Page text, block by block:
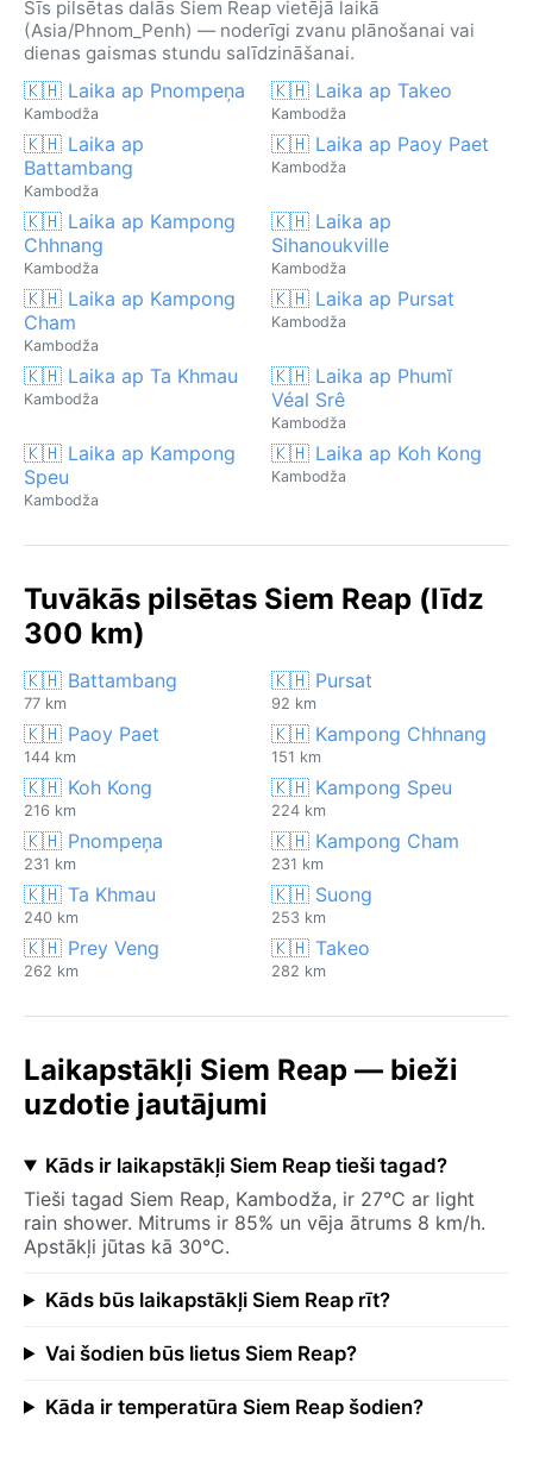
Šīs pilsētas dalās Siem Reap vietējā laikā
(Asia/Phnom_Penh) — noderīgi zvanu plānošanai vai
dienas gaismas stundu salīdzināšanai.
🇰🇭 Laika ap Pnompeņa
Kambodža
🇰🇭 Laika ap Takeo
Kambodža
🇰🇭 Laika ap
Battambang
Kambodža
🇰🇭 Laika ap Paoy Paet
Kambodža
🇰🇭 Laika ap Kampong
Chhnang
Kambodža
🇰🇭 Laika ap
Sihanoukville
Kambodža
🇰🇭 Laika ap Kampong
Cham
Kambodža
🇰🇭 Laika ap Pursat
Kambodža
🇰🇭 Laika ap Ta Khmau
Kambodža
🇰🇭 Laika ap Phumĭ
Véal Srê
Kambodža
🇰🇭 Laika ap Kampong
Speu
Kambodža
🇰🇭 Laika ap Koh Kong
Kambodža
Tuvākās pilsētas Siem Reap (līdz
300 km)
🇰🇭 Battambang
77 km
🇰🇭 Pursat
92 km
🇰🇭 Paoy Paet
144 km
🇰🇭 Kampong Chhnang
151 km
🇰🇭 Koh Kong
216 km
🇰🇭 Kampong Speu
224 km
🇰🇭 Pnompeņa
231 km
🇰🇭 Kampong Cham
231 km
🇰🇭 Ta Khmau
240 km
🇰🇭 Suong
253 km
🇰🇭 Prey Veng
262 km
🇰🇭 Takeo
282 km
Laikapstākļi Siem Reap — bieži
uzdotie jautājumi
Kāds ir laikapstākļi Siem Reap tieši tagad?
Tieši tagad Siem Reap, Kambodža, ir 27°C ar light
rain shower. Mitrums ir 85% un vēja ātrums 8 km/h.
Apstākļi jūtas kā 30°C.
Kāds būs laikapstākļi Siem Reap rīt?
Vai šodien būs lietus Siem Reap?
Kāda ir temperatūra Siem Reap šodien?